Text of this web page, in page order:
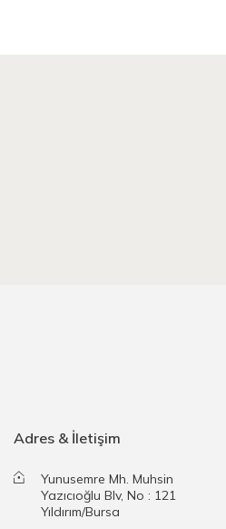
Adres & İletişim
Yunusemre Mh. Muhsin
Yazıcıoğlu Blv, No : 121
Yıldırım/Bursa